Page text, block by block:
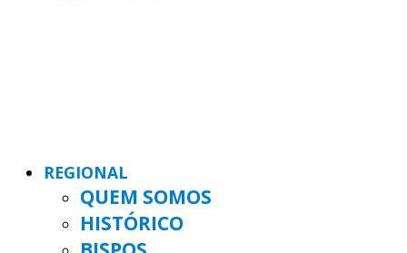
REGIONAL
QUEM SOMOS
HISTÓRICO